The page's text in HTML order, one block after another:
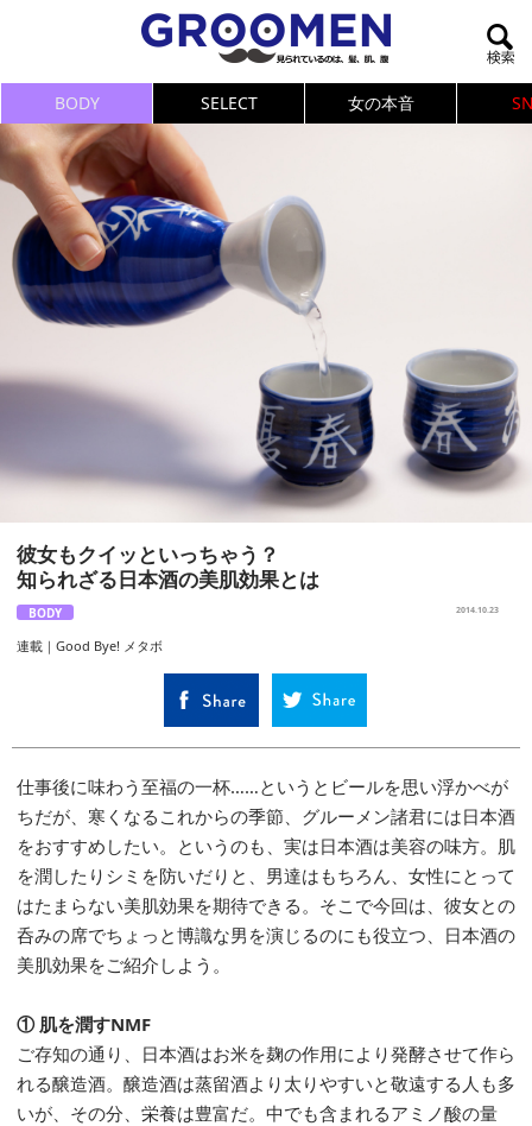
BODY SELECT 女の本音
彼女もクイッといっちゃう？
知られざる日本酒の美肌効果とは
BODY 2014.10.23
連載｜Good Bye! メタボ
仕事後に味わう至福の一杯……というとビールを思い浮かべが
ちだが、寒くなるこれからの季節、グルーメン諸君には日本酒
をおすすめしたい。というのも、実は日本酒は美容の味方。肌
を潤したりシミを防いだりと、男達はもちろん、女性にとって
はたまらない美肌効果を期待できる。そこで今回は、彼女との
呑みの席でちょっと博識な男を演じるのにも役立つ、日本酒の
美肌効果をご紹介しよう。
① 肌を潤すNMF
ご存知の通り、日本酒はお米を麹の作用により発酵させて作ら
れる醸造酒。醸造酒は蒸留酒より太りやすいと敬遠する人も多
いが、その分、栄養は豊富だ。中でも含まれるアミノ酸の量